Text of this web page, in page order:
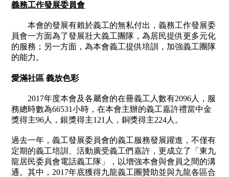
義務工作發展委員會
本會的發展有賴於義工的無私付出，義務工作發展委
員會一方面為了發展壯大義工團隊，為居民提供更多元化
的服務；另一方面，為本會義工提供培訓，加強義工團隊
的能力。
愛滿社區 義放色彩
2017年度本會及各屬會的在冊義工人數有2096人，服
務總時數為66531小時，在本會主辦的義工嘉許禮當中金
獎得主96人，銀獎得主121 人，銅獎得主224人。
過去一年，義工發展委員會的義工服務發展躍進，不僅有
定期的義工培訓、活動廣受義工們嘉許，更成立了「東九
龍居民委員會電話義工隊」，以增強本會與會員之間的溝
通。其中， 2017年底獲得九龍義工團贊助並與九龍各區合